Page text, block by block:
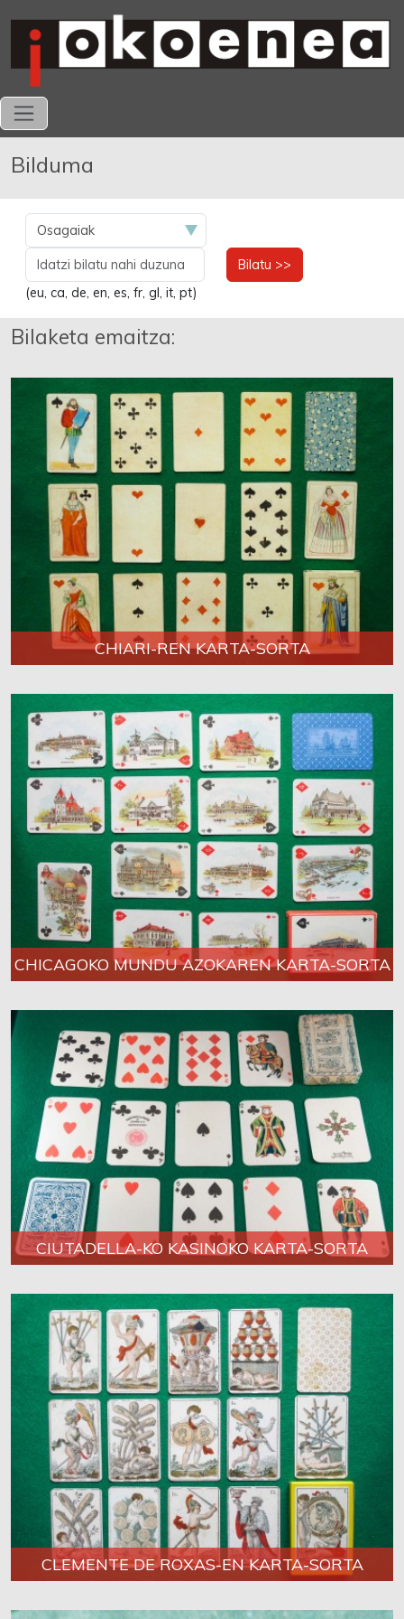
Bilduma
Bilatu >>
(eu, ca, de, en, es, fr, gl, it, pt)
Bilaketa emaitza:
CHIARI-REN KARTA-SORTA
CHICAGOKO MUNDU AZOKAREN KARTA-SORTA
CIUTADELLA-KO KASINOKO KARTA-SORTA
CLEMENTE DE ROXAS-EN KARTA-SORTA